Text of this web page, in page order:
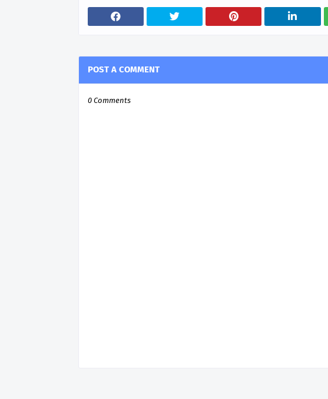
POST A COMMENT
0 Comments